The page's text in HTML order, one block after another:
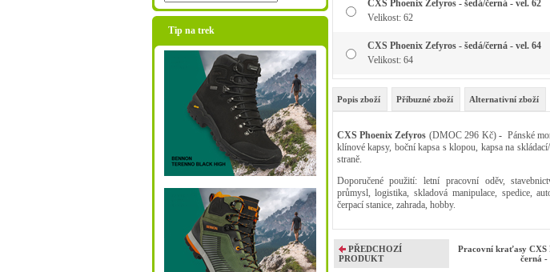
Tip na trek
CXS Phoenix Zefyros - šedá/černá - vel. 62
Velikost: 62
CXS Phoenix Zefyros - šedá/černá - vel. 64
Velikost: 64
Popis zboží Příbuzné zboží Alternativní zboží
CXS Phoenix Zefyros (DMOC 296 Kč)- Pánské
klínové kapsy, boční kapsa s klopou, kapsa na
straně.
Doporučené použití: letní pracovní oděv,
průmysl, logistika, skladová manipulace, spedice,
čerpací stanice, zahrada, hobby.
PŘEDCHOZÍ
PRODUKT
Pracovní kraťasy CXS
černá -